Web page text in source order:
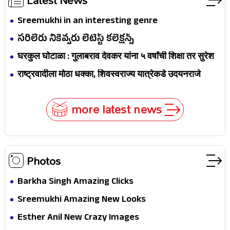
Sreemukhi in an interesting genre
సరిలేరు నీకెవ్వరు లేటెస్ట్ కలెక్షన్స్
घरकुल घोटाळा : गुलाबराव देवकर यांना ५ वर्षांची शिक्षा तर सुरेश
जैन यांना ७ वर्षांची शिक्षा, दोघांचीही कारागृहात रवानगी
राष्ट्रवादीला मोठा धक्का, शिवस्वराज्य यात्रेकडे उदयनराजे
more latest news
Photos
Barkha Singh Amazing Clicks
Sreemukhi Amazing New Looks
Esther Anil New Crazy Images